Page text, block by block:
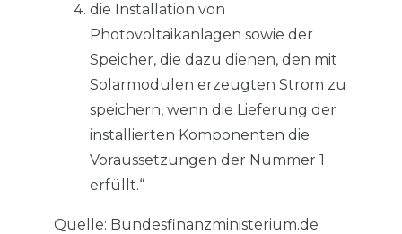
die Installation von
Photovoltaikanlagen sowie der
Speicher, die dazu dienen, den mit
Solarmodulen erzeugten Strom zu
speichern, wenn die Lieferung der
installierten Komponenten die
Voraussetzungen der Nummer 1
erfüllt.“
Quelle: Bundesfinanzministerium.de